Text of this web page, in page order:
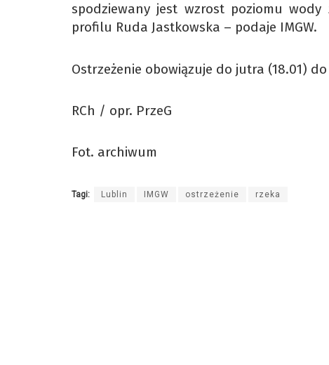
spodziewany jest wzrost poziomu
profilu Ruda Jastkowska – podaje IMGW.
Ostrzeżenie obowiązuje do jutra (18.01)
RCh / opr. PrzeG
Fot. archiwum
Tagi: Lublin IMGW ostrzeżenie rzeka